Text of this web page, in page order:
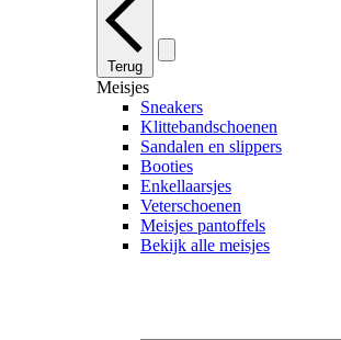
Terug
Meisjes
Sneakers
Klittebandschoenen
Sandalen en slippers
Booties
Enkellaarsjes
Veterschoenen
Meisjes pantoffels
Bekijk alle meisjes